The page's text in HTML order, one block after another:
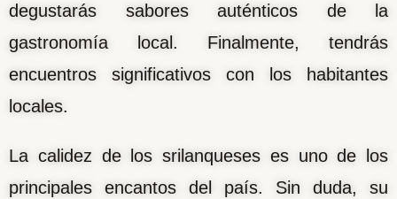
degustarás sabores auténticos de la
gastronomía local. Finalmente, tendrás
encuentros significativos con los habitantes
locales.
La calidez de los srilanqueses es uno de los
principales encantos del país. Sin duda, su